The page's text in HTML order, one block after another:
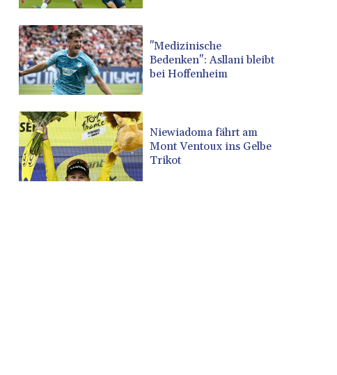
"Medizinische
Bedenken": Asllani bleibt
bei Hoffenheim
Niewiadoma fährt am
Mont Ventoux ins Gelbe
Trikot